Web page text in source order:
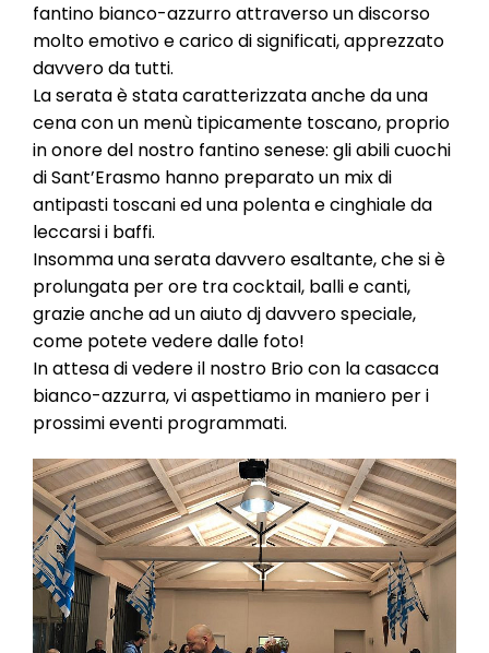
fantino bianco-azzurro attraverso un discorso
molto emotivo e carico di significati, apprezzato
davvero da tutti.
La serata è stata caratterizzata anche da una
cena con un menù tipicamente toscano, proprio
in onore del nostro fantino senese: gli abili cuochi
di Sant’Erasmo hanno preparato un mix di
antipasti toscani ed una polenta e cinghiale da
leccarsi i baffi.
Insomma una serata davvero esaltante, che si è
prolungata per ore tra cocktail, balli e canti,
grazie anche ad un aiuto dj davvero speciale,
come potete vedere dalle foto!
In attesa di vedere il nostro Brio con la casacca
bianco-azzurra, vi aspettiamo in maniero per i
prossimi eventi programmati.